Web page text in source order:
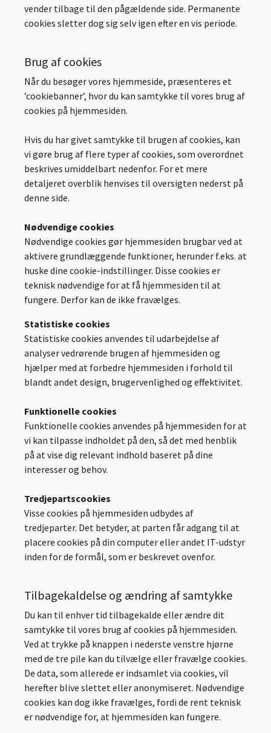
vender tilbage til den pågældende side. Permanente
cookies sletter dog sig selv igen efter en vis periode.
Brug af cookies
Når du besøger vores hjemmeside, præsenteres et
’cookiebanner’, hvor du kan samtykke til vores brug af
cookies på hjemmesiden.
Hvis du har givet samtykke til brugen af cookies, kan
vi gøre brug af flere typer af cookies, som overordnet
beskrives umiddelbart nedenfor. For et mere
detaljeret overblik henvises til oversigten nederst på
denne side.
Nødvendige cookies
Nødvendige cookies gør hjemmesiden brugbar ved at
aktivere grundlæggende funktioner, herunder f.eks. at
huske dine cookie-indstillinger. Disse cookies er
teknisk nødvendige for at få hjemmesiden til at
fungere. Derfor kan de ikke fravælges.
Statistiske cookies
Statistiske cookies anvendes til udarbejdelse af
analyser vedrørende brugen af hjemmesiden og
hjælper med at forbedre hjemmesiden i forhold til
blandt andet design, brugervenlighed og effektivitet.
Funktionelle cookies
Funktionelle cookies anvendes på hjemmesiden for at
vi kan tilpasse indholdet på den, så det med henblik
på at vise dig relevant indhold baseret på dine
interesser og behov.
Tredjepartscookies
Visse cookies på hjemmesiden udbydes af
tredjeparter. Det betyder, at parten får adgang til at
placere cookies på din computer eller andet IT-udstyr
inden for de formål, som er beskrevet ovenfor.
Tilbagekaldelse og ændring af samtykke
Du kan til enhver tid tilbagekalde eller ændre dit
samtykke til vores brug af cookies på hjemmesiden.
Ved at trykke på knappen i nederste venstre hjørne
med de tre pile kan du tilvælge eller fravælge cookies.
De data, som allerede er indsamlet via cookies, vil
herefter blive slettet eller anonymiseret. Nødvendige
cookies kan dog ikke fravælges, fordi de rent teknisk
er nødvendige for, at hjemmesiden kan fungere.